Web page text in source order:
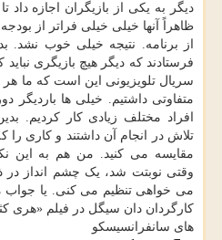
دیگر به یکی از بازیگران اجازه
ظاهراً آنها خیلی خیلی فراتر از
از برنامه. نتیجه خیلی خوب نشد.
فرستادند که دیگر هیچ بازیگری
سریال تلویزیونی این است که ما هر
متفاوتی داشتیم. خیلی ها باردیگر
افراد مختلف زیادی کار کردیم.
تلاش در انجام آن داشتند و کاری را
مقایسه می کنید. من هم به این
وقتی نوبتت شد، یک چشم انداز در
می خواهی تنظیم می کنی. یا جواب
های سانفرانسیسکو